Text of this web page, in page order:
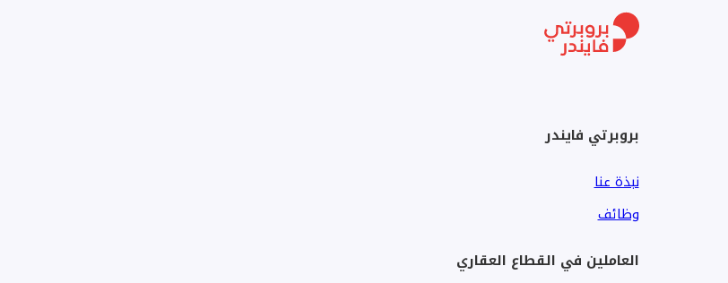
• باركينج خاص للسيارات
السعر: 6,750,000 مليون جنيه
_______________________________________________________
بروبرتي فايندر
نبذة عنا
وظائف
العاملين في القطاع العقاري